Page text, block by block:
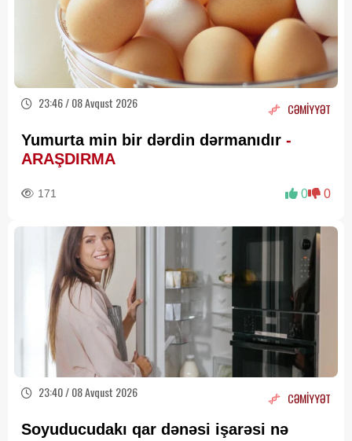
23:46 / 08 Avqust 2026 CƏMİYYƏT
Yumurta min bir dərdin dərmanıdır -
ARAŞDIRMA
171 0 0
23:40 / 08 Avqust 2026 CƏMİYYƏT
Soyuducudakı qar dənəsi işarəsi nə